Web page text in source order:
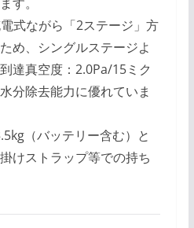
式ながら「2ステージ」方
め、シングルステージよ
達真空度：2.0Pa/15ミク
分除去能力に優れていま
（バッテリー含む）と
けストラップ等での持ち